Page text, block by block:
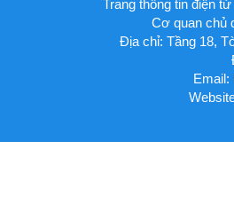
Trang thông tin điện
Cơ quan chủ
Địa chỉ: Tầng 18,
Email: